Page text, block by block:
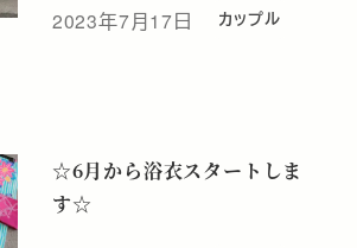
投稿日
2023年7月17日 カップル
☆6月から浴衣スタートしま
す☆